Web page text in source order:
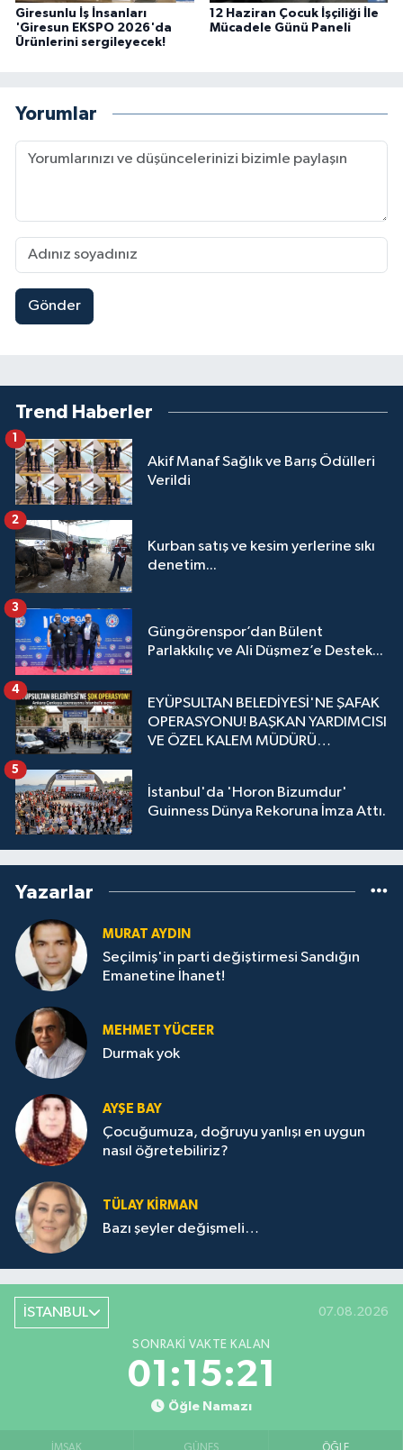
Giresunlu İş İnsanları
'Giresun EKSPO 2026'da
Ürünlerini sergileyecek!
12 Haziran Çocuk İşçiliği İle
Mücadele Günü Paneli
Yorumlar
Gönder
Trend Haberler
Akif Manaf Sağlık ve Barış Ödülleri
Verildi
1
Kurban satış ve kesim yerlerine sıkı
denetim...
2
Güngörenspor’dan Bülent
Parlakkılıç ve Ali Düşmez’e Destek...
3
EYÜPSULTAN BELEDİYESİ'NE ŞAFAK
OPERASYONU! BAŞKAN YARDIMCISI
VE ÖZEL KALEM MÜDÜRÜ
4
İstanbul'da 'Horon Bizumdur'
Guinness Dünya Rekoruna İmza Attı.
5
Yazarlar
MURAT AYDIN
Seçilmiş'in parti değiştirmesi Sandığın
Emanetine İhanet!
MEHMET YÜCEER
Durmak yok
AYŞE BAY
Çocuğumuza, doğruyu yanlışı en uygun
nasıl öğretebiliriz?
TÜLAY KİRMAN
Bazı şeyler değişmeli…
İSTANBUL 07.08.2026
SONRAKI VAKTE KALAN
01:15:21
Öğle Namazı